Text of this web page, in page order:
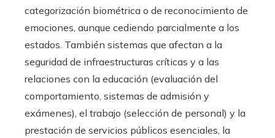
categorización biométrica o de reconocimiento de
emociones, aunque cediendo parcialmente a los
estados. También sistemas que afectan a la
seguridad de infraestructuras críticas y a las
relaciones con la educación (evaluación del
comportamiento, sistemas de admisión y
exámenes), el trabajo (selección de personal) y la
prestación de servicios públicos esenciales, la